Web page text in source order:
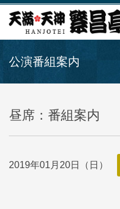
公演番組案内
昼席：番組案内
2019年01月20日（日）